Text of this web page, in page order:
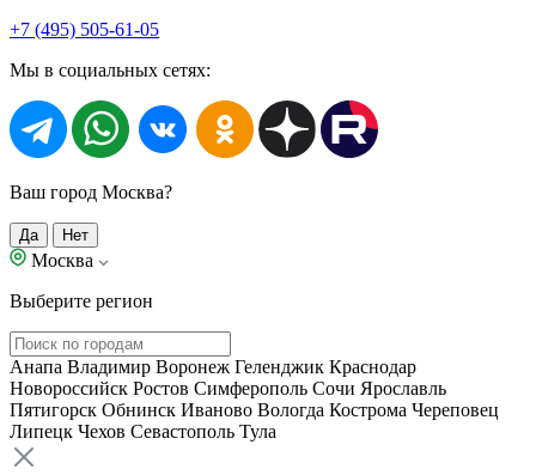
+7 (495) 505-61-05
Мы в социальных сетях:
Ваш город Москва?
Да Нет
Москва
Выберите регион
Анапа Владимир Воронеж Геленджик Краснодар
Новороссийск Ростов Симферополь Сочи Ярославль
Пятигорск Обнинск Иваново Вологда Кострома Череповец
Липецк Чехов Севастополь Тула